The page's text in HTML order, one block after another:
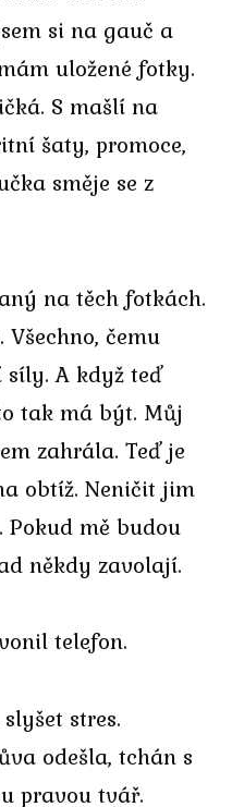
si na gauč a
uložené fotky.
S mašlí na
šaty, promoce,
směje se z
na těch fotkách.
čemu
síly. A když teď
tak má být. Můj
zahrála. Teď je
obtíž. Neničit jim
mě budou
někdy zavolají.
telefon.
stres.
odešla, tchán s
pravou tvář.